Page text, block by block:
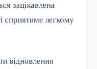
зацікавлена
сприятиме легкому
відновлення